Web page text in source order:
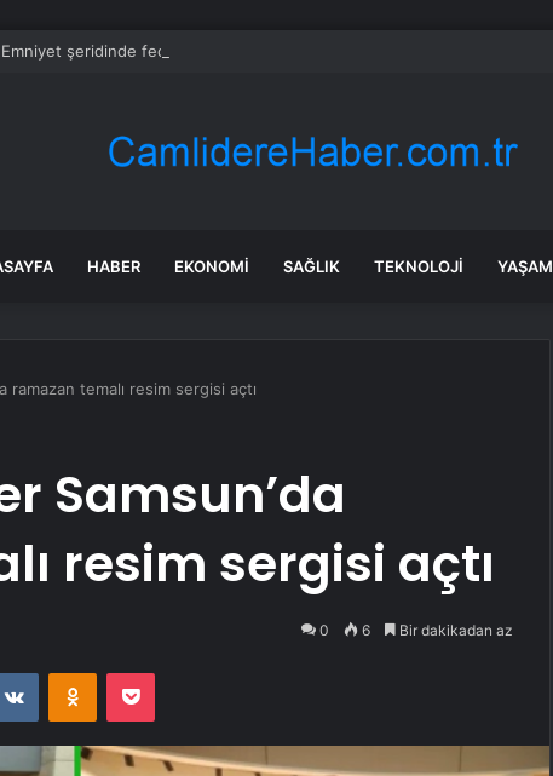
Emniyet şeridinde feci ölüm: Servis şoförüne midibüs çarptı
HABER EKONOMI SAĞLIK TEKNOLOJI YAŞAM
ramazan temalı resim sergisi açtı
Samsun’da
resim sergisi açtı
0 6 Bir dakikadan az
VKontakteOdnoklassniki
Pocket